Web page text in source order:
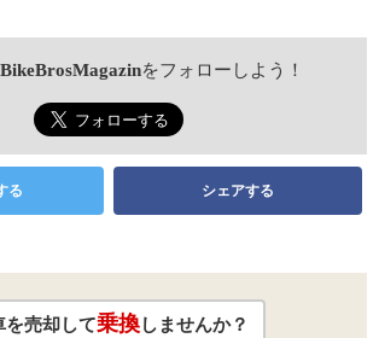
をフォローしよう！
る シェアする
を売却して乗換しませんか？